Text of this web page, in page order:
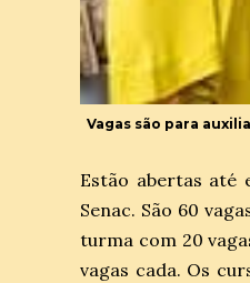
Vagas são para
Estão abertas até
Senac. São 60
turma com 20
vagas cada. Os